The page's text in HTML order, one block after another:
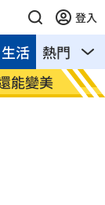
登入
熱門 影
生活
能變美
調查